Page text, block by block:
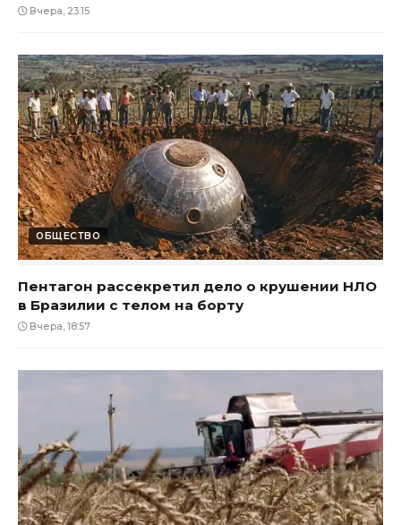
Вчера, 23:15
ОБЩЕСТВО
Пентагон рассекретил дело о крушении НЛО
в Бразилии с телом на борту
Вчера, 18:57